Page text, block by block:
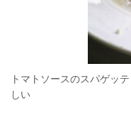
トマトソースのスパゲッ
しい